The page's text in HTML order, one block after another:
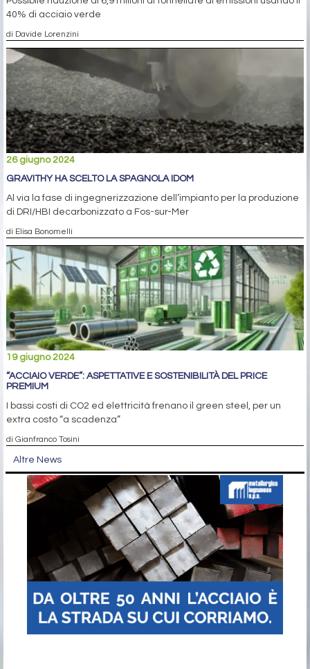
40% di acciaio verde
di Davide Lorenzini
26 giugno 2024
GRAVITHY HA SCELTO LA SPAGNOLA IDOM
Al via la fase di ingegnerizzazione dell’impianto per la produzione
di DRI/HBI decarbonizzato a Fos-sur-Mer
di Elisa Bonomelli
19 giugno 2024
“ACCIAIO VERDE”: ASPETTATIVE E SOSTENIBILITÀ DEL PRICE
PREMIUM
I bassi costi di CO2 ed elettricità frenano il green steel, per un
extra costo “a scadenza”
di Gianfranco Tosini
Altre News